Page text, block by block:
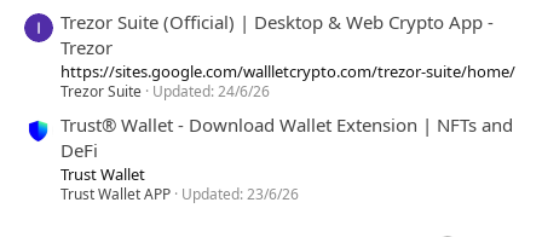
Trezor Suite (Official) | Desktop & Web Crypto App -
Trezor
https://sites.google.com/wallletcrypto.com/trezor-suite/home/
Trezor Suite Updated:24/6/26
Trust® Wallet - Download Wallet Extension | NFTs and
DeFi
Trust Wallet
Trust Wallet APP Updated:23/6/26